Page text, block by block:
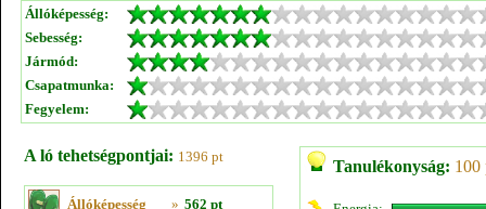
Állóképesség:
Sebesség:
Jármód:
Csapatmunka:
Fegyelem:
A ló tehetségpontjai: 1396 pt
Állóképesség » 562 pt
Tanulékonyság: 100